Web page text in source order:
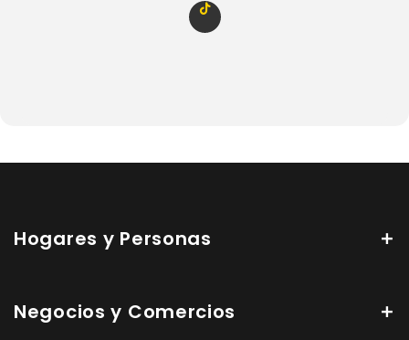
Hogares y Personas
Negocios y Comercios